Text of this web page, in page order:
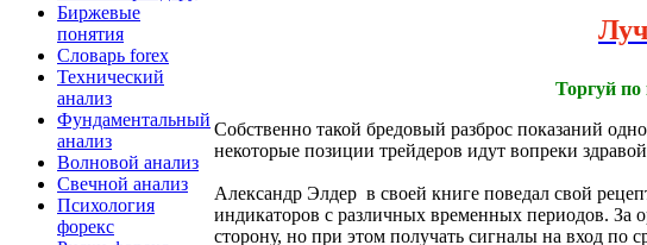
Биржевые
понятия
Словарь forex
Технический
анализ
Фундаментальный
анализ
Волновой анализ
Свечной анализ
Психология
форекс
Торгуй
Собственно такой бредовый разброс показаний
некоторые позиции трейдеров идут вопреки
Александр Элдер в своей книге поведал свой
индикаторов с различных временных периодов. За
сторону, но при этом получать сигналы на вход по